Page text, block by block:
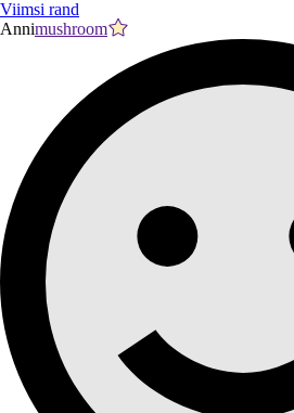
Viimsi rand
Annimushroom